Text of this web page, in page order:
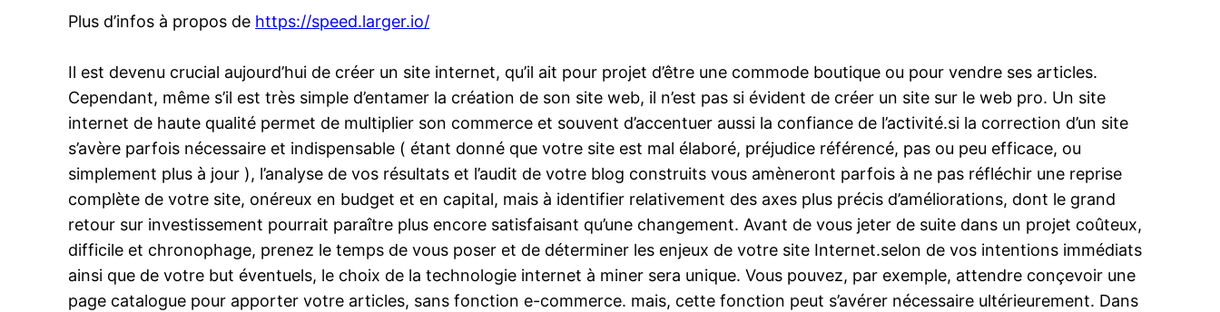
Plus d’infos à propos de https://speed.larger.io/
Il est devenu crucial aujourd’hui de créer un site internet, qu’il ait pour projet d’être une commode boutique ou pour vendre ses articles.
Cependant, même s’il est très simple d’entamer la création de son site web, il n’est pas si évident de créer un site sur le web pro. Un site
internet de haute qualité permet de multiplier son commerce et souvent d’accentuer aussi la confiance de l’activité.si la correction d’un site
s’avère parfois nécessaire et indispensable ( étant donné que votre site est mal élaboré, préjudice référencé, pas ou peu efficace, ou
simplement plus à jour ), l’analyse de vos résultats et l’audit de votre blog construits vous amèneront parfois à ne pas réfléchir une reprise
complète de votre site, onéreux en budget et en capital, mais à identifier relativement des axes plus précis d’améliorations, dont le grand
retour sur investissement pourrait paraître plus encore satisfaisant qu’une changement. Avant de vous jeter de suite dans un projet coûteux,
difficile et chronophage, prenez le temps de vous poser et de déterminer les enjeux de votre site Internet.selon de vos intentions immédiats
ainsi que de votre but éventuels, le choix de la technologie internet à miner sera unique. Vous pouvez, par exemple, attendre conçevoir une
page catalogue pour apporter votre articles, sans fonction e-commerce. mais, cette fonction peut s’avérer nécessaire ultérieurement. Dans